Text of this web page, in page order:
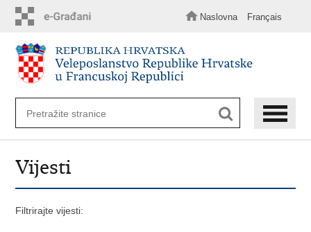
sadržaj
Naslovna Français
Vijesti
Filtrirajte vijesti: